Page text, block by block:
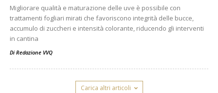
Migliorare qualità e maturazione delle uve è possibile con
trattamenti fogliari mirati che favoriscono integrità delle bucce,
accumulo di zuccheri e intensità colorante, riducendo gli interventi
in cantina
Di Redazione VVQ
Carica altri articoli